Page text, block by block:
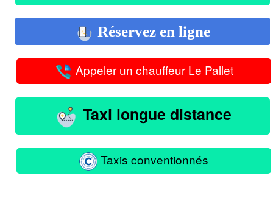
Réservez en ligne
Appeler un chauffeur Le Pallet
Taxi longue distance
Taxis conventionnés